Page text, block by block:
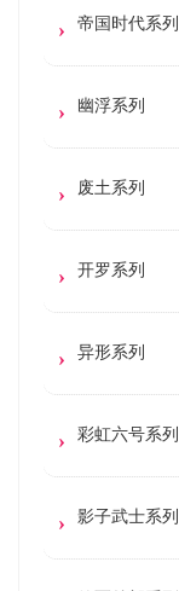
帝国时代系列
幽浮系列
废土系列
开罗系列
异形系列
彩虹六号系列
影子武士系列